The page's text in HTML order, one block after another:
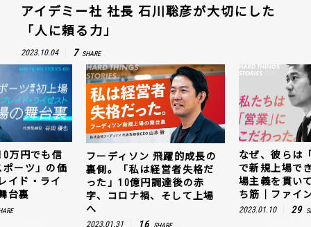
アイデミー社 社長 石川聡彦が大切にした
「人に頼る力」
2023.10.04 7 SHARE
万円でも信
ーツ」の価
イド・ライ
台裏
フーディソン 飛躍的成長の
裏側。「私は経営者失格だ
った」10億円調達後の赤
字、コロナ禍、そして上場
へ
2023.01.31 16 SHARE
なぜ、彼らは
で新規上場で
場主義を貫い
ち筋｜ファイ
2023.01.10 29